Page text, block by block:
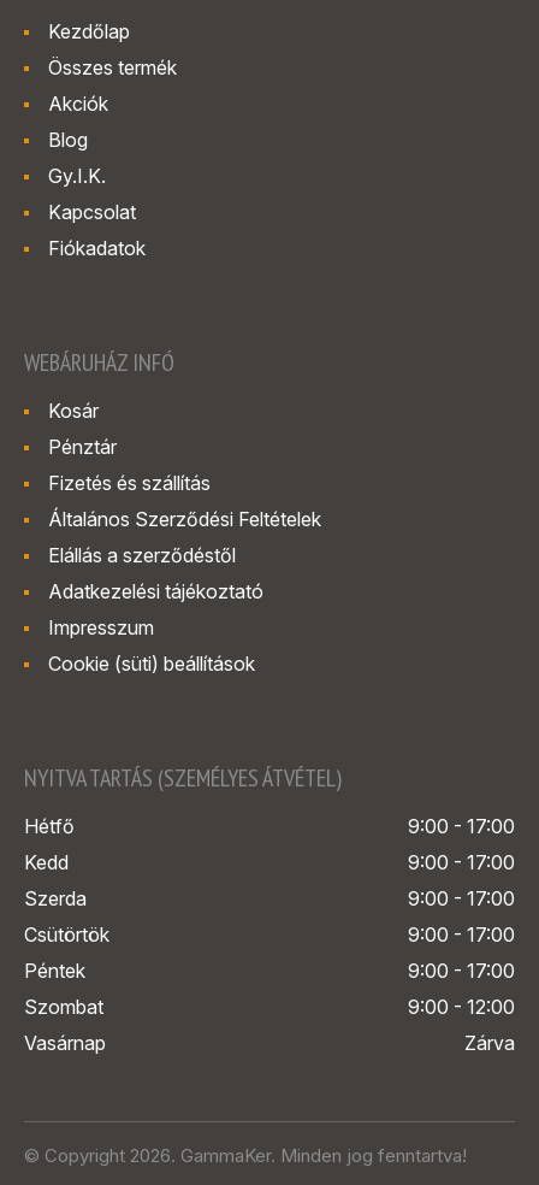
Kezdőlap
Összes termék
Akciók
Blog
Gy.I.K.
Kapcsolat
Fiókadatok
WEBÁRUHÁZ INFÓ
Kosár
Pénztár
Fizetés és szállítás
Általános Szerződési Feltételek
Elállás a szerződéstől
Adatkezelési tájékoztató
Impresszum
Cookie (süti) beállítások
NYITVA TARTÁS (SZEMÉLYES ÁTVÉTEL)
Hétfő
9:00 - 17:00
Kedd
9:00 - 17:00
Szerda
9:00 - 17:00
Csütörtök
9:00 - 17:00
Péntek
9:00 - 17:00
Szombat
9:00 - 12:00
Vasárnap
Zárva
© Copyright 2026. GammaKer. Minden jog fenntartva!